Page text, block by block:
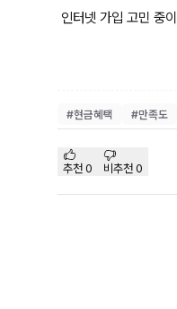
인터넷 가입 고민 중
#현금혜택 #만족도
추천 0 비추천 0